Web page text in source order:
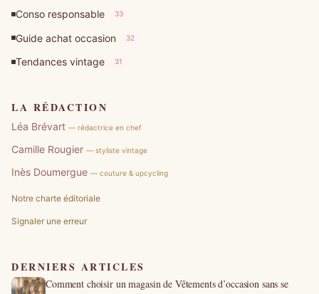
Conso responsable 33
Guide achat occasion 32
Tendances vintage 31
LA RÉDACTION
Léa Brévart — rédactrice en chef
Camille Rougier — styliste vintage
Inès Doumergue — couture & upcycling
Notre charte éditoriale
Signaler une erreur
DERNIERS ARTICLES
Comment choisir un magasin de Vêtements d’occasion sans se